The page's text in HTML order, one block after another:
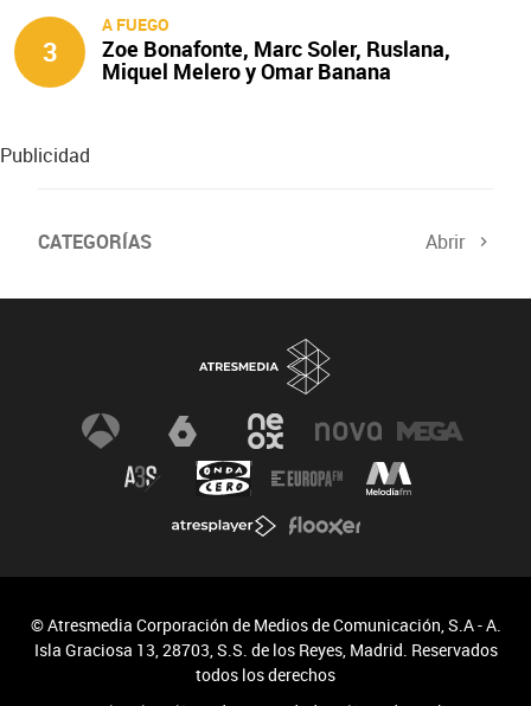
3
A FUEGO
Zoe Bonafonte, Marc Soler, Ruslana,
Miquel Melero y Omar Banana
Publicidad
CATEGORÍAS Abrir
© Atresmedia Corporación de Medios de Comunicación, S.A - A.
Isla Graciosa 13, 28703, S.S. de los Reyes, Madrid. Reservados
todos los derechos